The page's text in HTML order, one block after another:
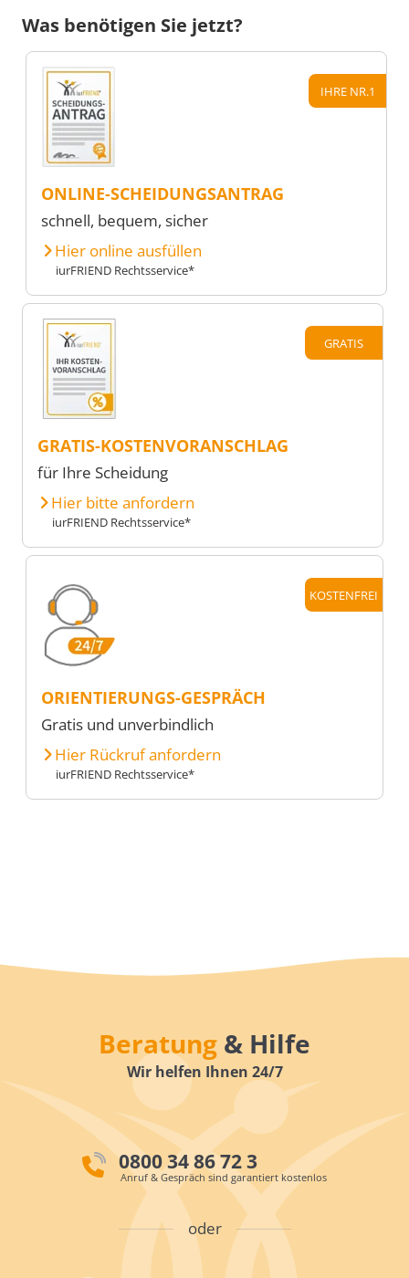
Was benötigen Sie jetzt?
IHRE NR.1
ONLINE-SCHEIDUNGSANTRAG
schnell, bequem, sicher
Hier online ausfüllen
iurFRIEND Rechtsservice*
GRATIS
GRATIS-KOSTENVORANSCHLAG
für Ihre Scheidung
Hier bitte anfordern
iurFRIEND Rechtsservice*
KOSTENFREI
ORIENTIERUNGS-GESPRÄCH
Gratis und unverbindlich
Hier Rückruf anfordern
iurFRIEND Rechtsservice*
Beratung & Hilfe
Wir helfen Ihnen 24/7
0800 34 86 72 3
Anruf & Gespräch sind garantiert kostenlos
oder